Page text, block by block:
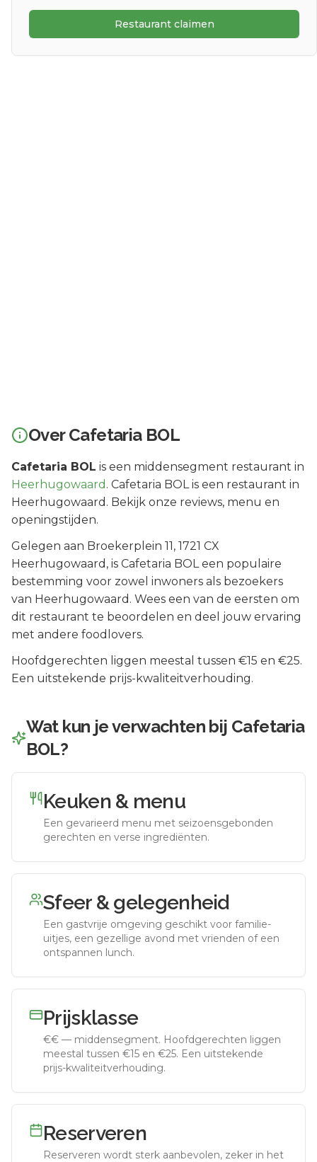
Restaurant claimen
OverCafetaria BOL
Cafetaria BOL is een middensegment restaurant in
Heerhugowaard . Cafetaria BOL is een restaurant in
Heerhugowaard. Bekijk onze reviews, menu en
openingstijden.
Gelegen aan Broekerplein 11, 1721 CX
Heerhugowaard , is Cafetaria BOLeen populaire
bestemming voor zowel inwoners als bezoekers
van Heerhugowaard . Wees een van de eersten om
dit restaurant te beoordelen en deel jouw ervaring
met andere foodlovers.
Hoofdgerechten liggen meestal tussen €15 en €25.
Een uitstekende prijs-kwaliteitverhouding.
Wat kun je verwachten bij Cafetaria
BOL?
Keuken & menu
Een gevarieerd menu met seizoensgebonden
gerechten en verse ingrediënten.
Sfeer & gelegenheid
Een gastvrije omgeving geschikt voor familie-
uitjes, een gezellige avond met vrienden of een
ontspannen lunch.
Prijsklasse
€€ — middensegment. Hoofdgerechten liggen
meestal tussen €15 en €25. Een uitstekende
prijs-kwaliteitverhouding.
Reserveren
Reserveren wordt sterk aanbevolen, zeker in het